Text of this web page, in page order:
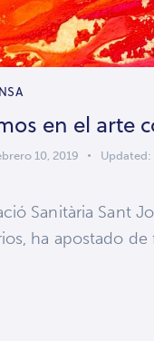
en el arte
10, 2019 Updated:
Sanitària Sant
ha apostado